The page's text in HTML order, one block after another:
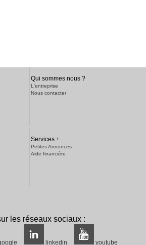
Qui sommes nous ?
L'entreprise
Nous contacter
Services +
Petites Annonces
Aide financière
les réseaux sociaux :
linkedin youtube